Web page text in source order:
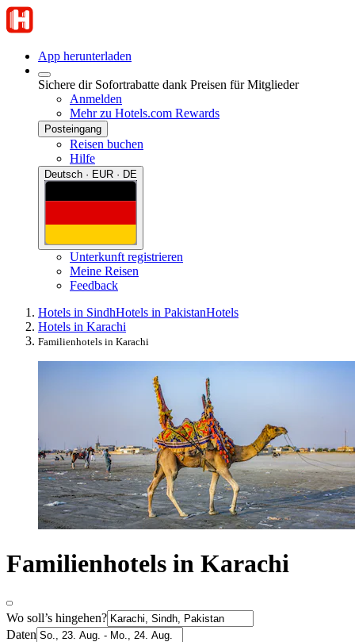
App herunterladen
Sichere dir Sofortrabatte dank Preisen für Mitglieder
Anmelden
Mehr zu Hotels.com Rewards
Posteingang
Reisen buchen
Hilfe
Deutsch · EUR · DE
Unterkunft registrieren
Meine Reisen
Feedback
Hotels in SindhHotels in PakistanHotels
Hotels in Karachi
Familienhotels in Karachi
Familienhotels in Karachi
Wo soll’s hingehen?
Daten